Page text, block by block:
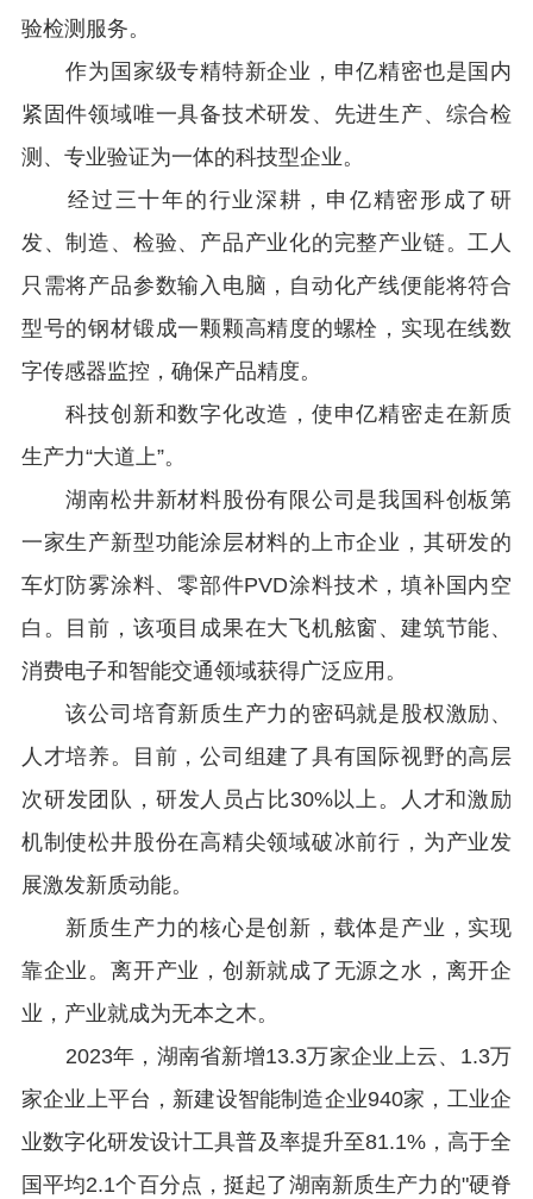
验检测服务。
作为国家级专精特新企业，申亿精密也是国内
紧固件领域唯一具备技术研发、先进生产、综合检
测、专业验证为一体的科技型企业。
经过三十年的行业深耕，申亿精密形成了研
发、制造、检验、产品产业化的完整产业链。工人
只需将产品参数输入电脑，自动化产线便能将符合
型号的钢材锻成一颗颗高精度的螺栓，实现在线数
字传感器监控，确保产品精度。
科技创新和数字化改造，使申亿精密走在新质
生产力“大道上”。
湖南松井新材料股份有限公司是我国科创板第
一家生产新型功能涂层材料的上市企业，其研发的
车灯防雾涂料、零部件PVD涂料技术，填补国内空
白。目前，该项目成果在大飞机舷窗、建筑节能、
消费电子和智能交通领域获得广泛应用。
该公司培育新质生产力的密码就是股权激励、
人才培养。目前，公司组建了具有国际视野的高层
次研发团队，研发人员占比30%以上。人才和激励
机制使松井股份在高精尖领域破冰前行，为产业发
展激发新质动能。
新质生产力的核心是创新，载体是产业，实现
靠企业。离开产业，创新就成了无源之水，离开企
业，产业就成为无本之木。
2023年，湖南省新增13.3万家企业上云、1.3万
家企业上平台，新建设智能制造企业940家，工业企
业数字化研发设计工具普及率提升至81.1%，高于全
国平均2.1个百分点，挺起了湖南新质生产力的"硬脊